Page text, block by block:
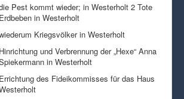
Pest kommt wieder; in Westerholt 2 Tote
Erdbeben in Westerholt
Kriegsvölker in Westerholt
Hinrichtung und Verbrennung der „Hexe“ Anna
in Westerholt
Errichtung des Fideikommisses für das Haus